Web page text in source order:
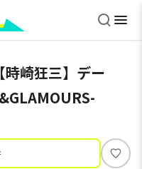
時崎狂三】デー
い